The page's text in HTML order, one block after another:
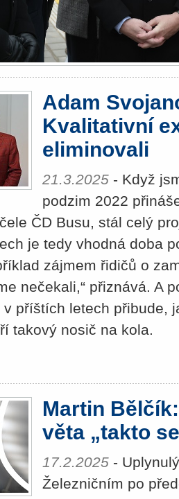
Adam
Kvalitativní
eliminovali
21.3.2025 - Když
podzim 2022
ČD Busu, stál celý
je tedy vhodná doba
zájmem řidičů o
nečekali,“ přiznává. A
příštích letech přibude,
takový nosič na kola.
Martin
věta „takto
17.2.2025 -
Železničním po